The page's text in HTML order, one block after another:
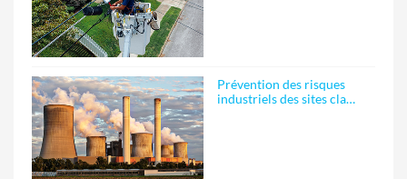
Prévention des risques
industriels des sites cla…